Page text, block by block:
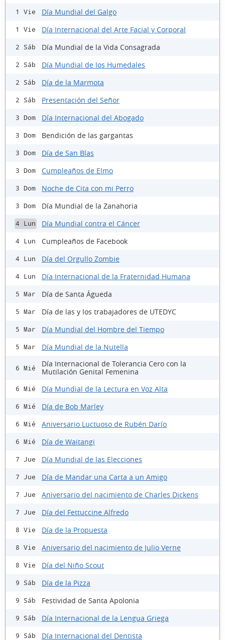
1 Vie Día Mundial del Galgo
1 Vie Día Internacional del Arte Facial y Corporal
2 Sáb Día Mundial de la Vida Consagrada
2 Sáb Día Mundial de los Humedales
2 Sáb Día de la Marmota
2 Sáb Presentación del Señor
3 Dom Día Internacional del Abogado
3 Dom Bendición de las gargantas
3 Dom Día de San Blas
3 Dom Cumpleaños de Elmo
3 Dom Noche de Cita con mi Perro
3 Dom Día Mundial de la Zanahoria
4 Lun Día Mundial contra el Cáncer
4 Lun Cumpleaños de Facebook
4 Lun Día del Orgullo Zombie
4 Lun Día Internacional de la Fraternidad Humana
5 Mar Día de Santa Águeda
5 Mar Día de las y los trabajadores de UTEDYC
5 Mar Día Mundial del Hombre del Tiempo
5 Mar Día Mundial de la Nutella
6 Mié
Día Internacional de Tolerancia Cero con la
Mutilación Genital Femenina
6 Mié Día Mundial de la Lectura en Voz Alta
6 Mié Día de Bob Marley
6 Mié Aniversario Luctuoso de Rubén Darío
6 Mié Día de Waitangi
7 Jue Día Mundial de las Elecciones
7 Jue Día de Mandar una Carta a un Amigo
7 Jue Aniversario del nacimiento de Charles Dickens
7 Jue Día del Fettuccine Alfredo
8 Vie Día de la Propuesta
8 Vie Aniversario del nacimiento de Julio Verne
8 Vie Día del Niño Scout
9 Sáb Día de la Pizza
9 Sáb Festividad de Santa Apolonia
9 Sáb Día Internacional de la Lengua Griega
9 Sáb Día Internacional del Dentista